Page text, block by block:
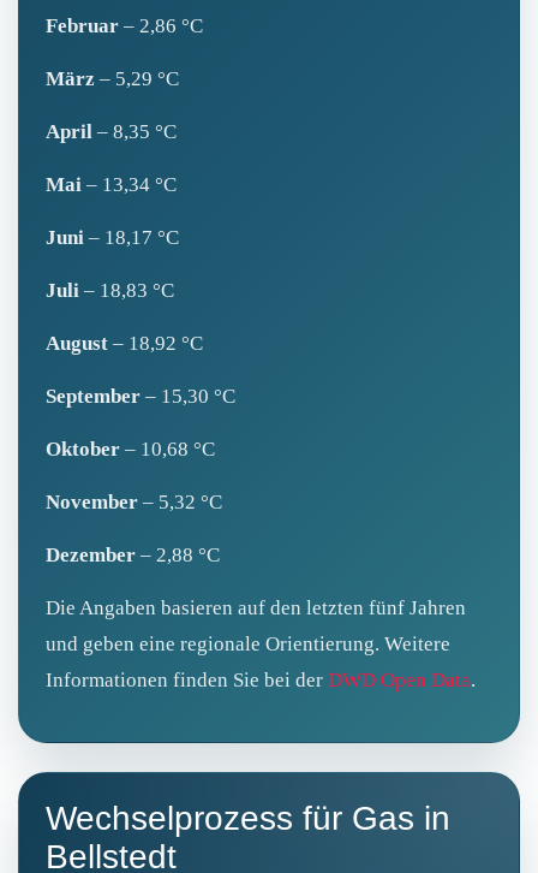
Februar – 2,86 °C
März – 5,29 °C
April – 8,35 °C
Mai – 13,34 °C
Juni – 18,17 °C
Juli – 18,83 °C
August – 18,92 °C
September – 15,30 °C
Oktober – 10,68 °C
November – 5,32 °C
Dezember – 2,88 °C
Die Angaben basieren auf den letzten fünf Jahren
und geben eine regionale Orientierung. Weitere
Informationen finden Sie bei der DWD Open Data.
Wechselprozess für Gas in
Bellstedt